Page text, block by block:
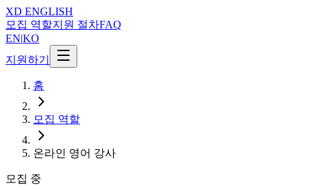
XD ENGLISH
모집 역할지원 절차FAQ
EN|KO
지원하기
홈
모집 역할
온라인 영어 강사
모집 중